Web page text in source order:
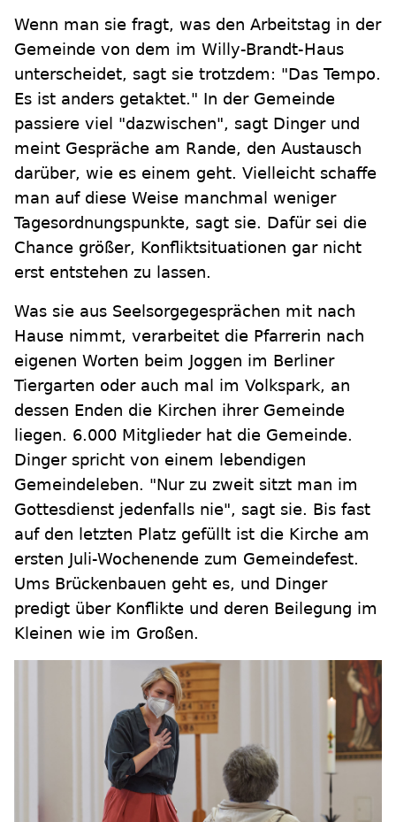
Wenn man sie fragt, was den Arbeitstag in der
Gemeinde von dem im Willy-Brandt-Haus
unterscheidet, sagt sie trotzdem: "Das Tempo.
Es ist anders getaktet." In der Gemeinde
passiere viel "dazwischen", sagt Dinger und
meint Gespräche am Rande, den Austausch
darüber, wie es einem geht. Vielleicht schaffe
man auf diese Weise manchmal weniger
Tagesordnungspunkte, sagt sie. Dafür sei die
Chance größer, Konfliktsituationen gar nicht
erst entstehen zu lassen.
Was sie aus Seelsorgegesprächen mit nach
Hause nimmt, verarbeitet die Pfarrerin nach
eigenen Worten beim Joggen im Berliner
Tiergarten oder auch mal im Volkspark, an
dessen Enden die Kirchen ihrer Gemeinde
liegen. 6.000 Mitglieder hat die Gemeinde.
Dinger spricht von einem lebendigen
Gemeindeleben. "Nur zu zweit sitzt man im
Gottesdienst jedenfalls nie", sagt sie. Bis fast
auf den letzten Platz gefüllt ist die Kirche am
ersten Juli-Wochenende zum Gemeindefest.
Ums Brückenbauen geht es, und Dinger
predigt über Konflikte und deren Beilegung im
Kleinen wie im Großen.